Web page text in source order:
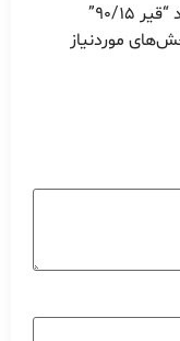
15”
موردنیاز